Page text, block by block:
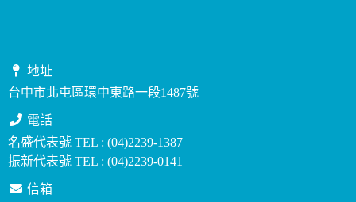
地址
台中市北屯區環中東路一段1487號
電話
名盛代表號 TEL : (04)2239-1387
振新代表號 TEL : (04)2239-0141
信箱